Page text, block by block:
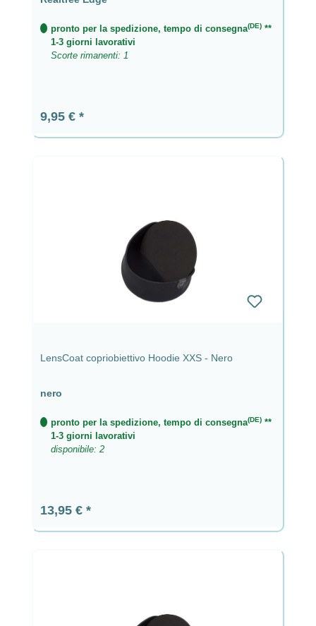
pronto per la spedizione, tempo di consegna(DE) **
1-3 giorni lavorativi
Scorte rimanenti: 1
Prezzo normale:
9,95 €
LensCoat copriobiettivo Hoodie XXS - Nero
nero
pronto per la spedizione, tempo di consegna(DE) **
1-3 giorni lavorativi
disponibile: 2
Prezzo normale:
13,95 €